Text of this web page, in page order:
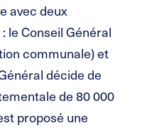
avec deux
le Conseil Général
communale) et
décide de
de 80 000
proposé une